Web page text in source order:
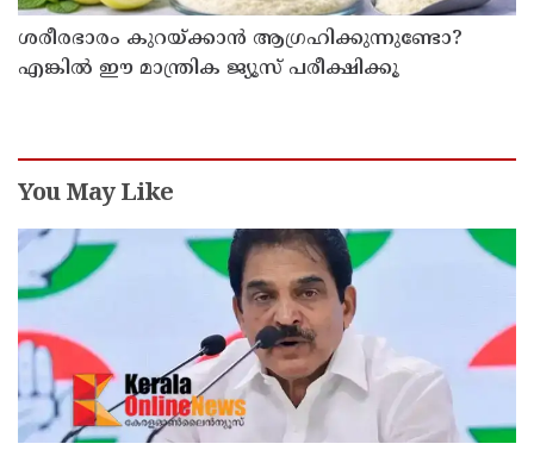
ശരീരഭാരം കുറയ്ക്കാൻ ആഗ്രഹിക്കുന്നുണ്ടോ?
എങ്കിൽ ഈ മാന്ത്രിക ജ്യൂസ് പരീക്ഷിക്കൂ
You May Like